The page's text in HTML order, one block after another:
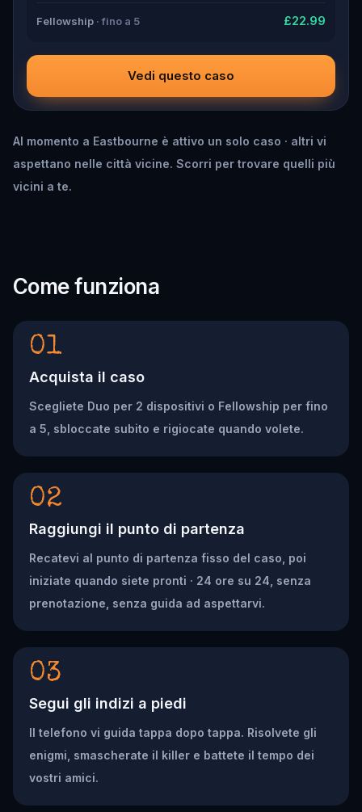
Fellowship · fino a 5 £22.99
Vedi questo caso
Al momento a Eastbourne è attivo un solo caso · altri vi
aspettano nelle città vicine. Scorri per trovare quelli più
vicini a te.
Come funziona
01
Acquista il caso
Scegliete Duo per 2 dispositivi o Fellowship per fino
a 5, sbloccate subito e rigiocate quando volete.
02
Raggiungi il punto di partenza
Recatevi al punto di partenza fisso del caso, poi
iniziate quando siete pronti · 24 ore su 24, senza
prenotazione, senza guida ad aspettarvi.
03
Segui gli indizi a piedi
Il telefono vi guida tappa dopo tappa. Risolvete gli
enigmi, smascherate il killer e battete il tempo dei
vostri amici.